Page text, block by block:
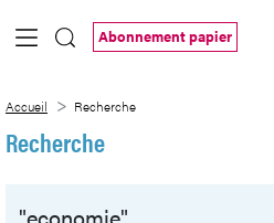
Saut au contenu principal
Abonnement papier
Accueil Recherche
Recherche